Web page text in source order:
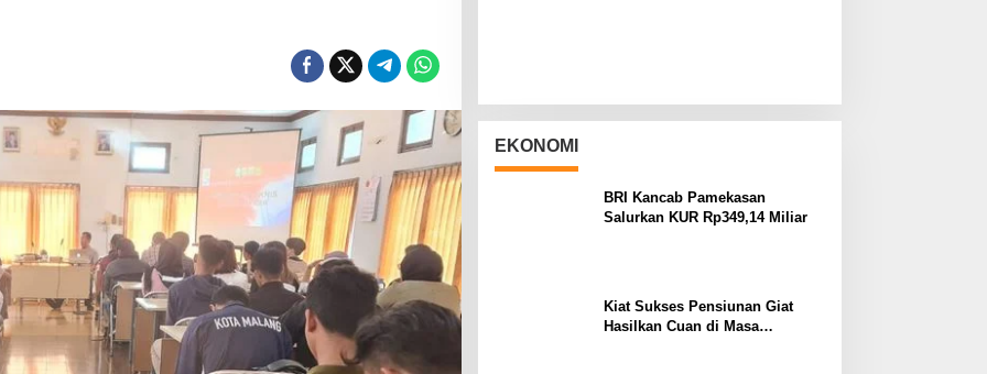
EKONOMI
BRI Kancab Pamekasan
Salurkan KUR Rp349,14 Miliar
Kiat Sukses Pensiunan Giat
Hasilkan Cuan di Masa